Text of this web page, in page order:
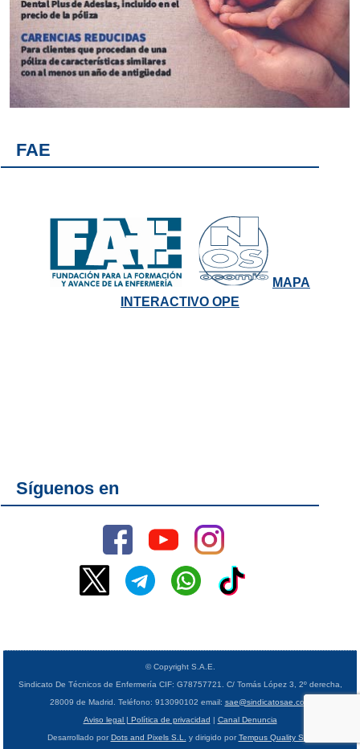
FAE
MAPA
INTERACTIVO OPE
Síguenos en
© Copyright S.A.E.
Sindicato De Técnicos de Enfermería CIF: G78757721. C/ Tomás López 3, 2º derecha,
28009 de Madrid. Teléfono: 913090102 email: sae@sindicatosae.com
Aviso legal | Política de privacidad | Canal Denuncia
Desarrollado porDots and Pixels S.L. y dirigido porTempus Quality S.L.